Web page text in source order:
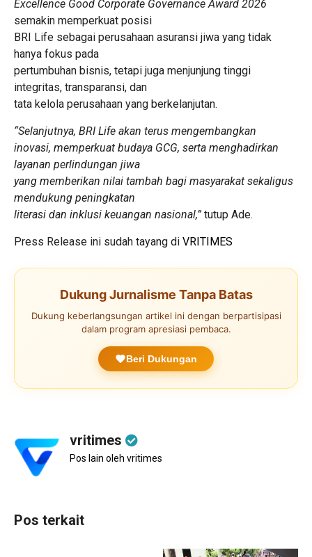
Excellence Good Corporate Governance Award 2026
semakin memperkuat posisi
BRI Life sebagai perusahaan asuransi jiwa yang tidak
hanya fokus pada
pertumbuhan bisnis, tetapi juga menjunjung tinggi
integritas, transparansi, dan
tata kelola perusahaan yang berkelanjutan.
“Selanjutnya, BRI Life akan terus mengembangkan
inovasi, memperkuat budaya GCG, serta menghadirkan
layanan perlindungan jiwa
yang memberikan nilai tambah bagi masyarakat sekaligus
mendukung peningkatan
literasi dan inklusi keuangan nasional,” tutup Ade.
Press Release ini sudah tayang di VRITIMES
Dukung Jurnalisme Tanpa Batas
Dukung keberlangsungan artikel ini dengan berpartisipasi
dalam program apresiasi pembaca.
Beri Dukungan
vritimes
Pos lain oleh vritimes
Pos terkait